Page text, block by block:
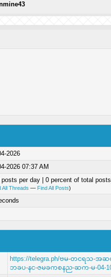
2026
2026 07:37 AM
posts per day | 0 percent of total
All Threads — Find All Posts)
https://telegra.ph/ဗမ-တငရသ-အ
ဘခပ-နင-ဇမခကစနည-ဆက-မ-04-